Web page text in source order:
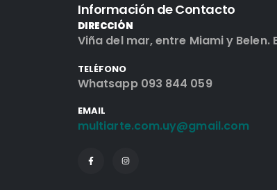
Información de Contacto
DIRECCIÓN
Viña del mar, entre Miami y
TELÉFONO
Whatsapp 093 844 059
EMAIL
multiarte.com.uy@gmail.com